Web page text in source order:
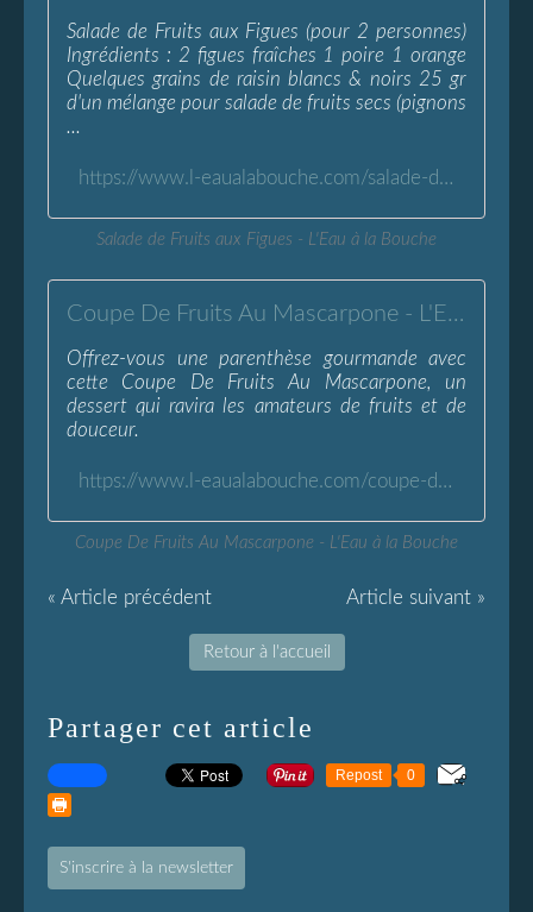
Salade de Fruits aux Figues (pour 2 personnes)
Ingrédients : 2 figues fraîches 1 poire 1 orange
Quelques grains de raisin blancs & noirs 25 gr
d'un mélange pour salade de fruits secs (pignons
...
https://www.l-eaualabouche.com/salade-de-fruits-aux-figues.html
Salade de Fruits aux Figues - L'Eau à la Bouche
Coupe De Fruits Au Mascarpone - L'Eau à la Bouche
Offrez-vous une parenthèse gourmande avec
cette Coupe De Fruits Au Mascarpone, un
dessert qui ravira les amateurs de fruits et de
douceur.
https://www.l-eaualabouche.com/coupe-de-fruits-au-mascarpone.html
Coupe De Fruits Au Mascarpone - L'Eau à la Bouche
« Article précédent Article suivant »
Retour à l'accueil
Partager cet article
Repost 0
S'inscrire à la newsletter